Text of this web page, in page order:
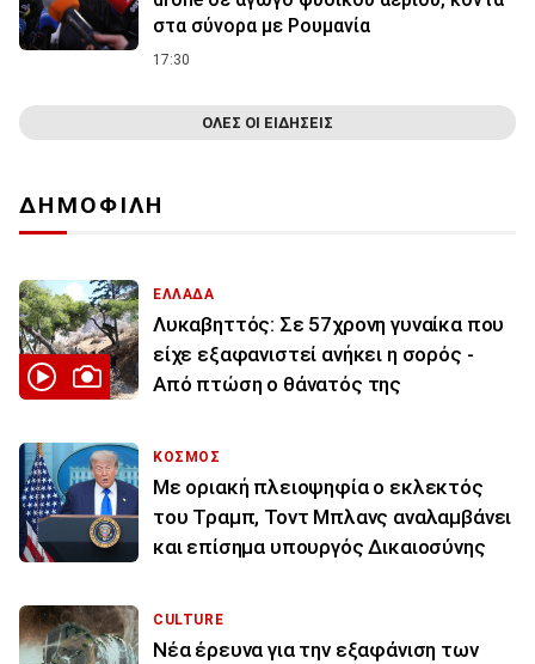
στα σύνορα με Ρουμανία
17:30
ΟΛΕΣ ΟΙ ΕΙΔΗΣΕΙΣ
ΔΗΜΟΦΙΛΗ
ΕΛΛΑΔΑ
Λυκαβηττός: Σε 57χρονη γυναίκα που
είχε εξαφανιστεί ανήκει η σορός -
Από πτώση ο θάνατός της
ΚΟΣΜΟΣ
Με οριακή πλειοψηφία ο εκλεκτός
του Τραμπ, Τοντ Μπλανς αναλαμβάνει
και επίσημα υπουργός Δικαιοσύνης
CULTURE
Νέα έρευνα για την εξαφάνιση των